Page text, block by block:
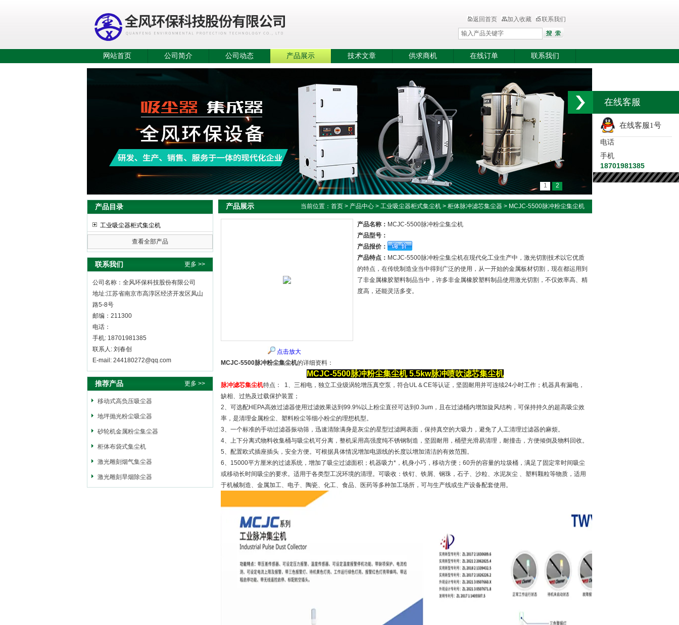
返回首页 加入收藏 联系我们
网站首页 公司简介 公司动态 产品展示 技术文章 供求商机 在线订单 联系我们
1 2
产品目录
工业吸尘器柜式集尘机
查看全部产品
联系我们 更多 >>
公司名称：全风环保科技股份有限公司
地址:江苏省南京市高淳区经济开发区凤山
路5-8号
邮编：211300
电话：
手机: 18701981385
联系人: 刘春创
E-mail: 244180272@qq.com
推荐产品 更多 >>
移动式高负压吸尘器
地坪抛光粉尘吸尘器
砂轮机金属粉尘集尘器
柜体布袋式集尘机
激光雕刻烟气集尘器
激光雕刻旱烟除尘器
产品展示 当前位置： 首页 > 产品中心 > 工业吸尘器柜式集尘机 > 柜体脉冲滤芯集尘器 > MCJC-5500脉冲粉尘集尘机
点击放大
产品名称： MCJC-5500脉冲粉尘集尘机
产品型号：
产品报价：
产品特点： MCJC-5500脉冲粉尘集尘机在现代化工业生产中，激光切割技术以它优质
的特点，在传统制造业当中得到广泛的使用，从一开始的金属板材切割，现在都运用到
了非金属橡胶塑料制品当中，许多非金属橡胶塑料制品使用激光切割，不仅效率高、精
度高，还能灵活多变。
MCJC-5500脉冲粉尘集尘机的详细资料：
MCJC-5500脉冲粉尘集尘机5.5kw脉冲喷吹滤芯集尘机
脉冲滤芯集尘机特点： 1、三相电，独立工业级涡轮增压真空泵，符合UL＆CE等认证，坚固耐用并可连续24小时工作；机器具有漏电，
缺相、过热及过载保护装置；
2、可选配HEPA高效过滤器使用过滤效果达到99.9%以上粉尘直径可达到0.3um，且在过滤桶内增加旋风结构，可保持持久的超高吸尘效
率，是清理金属粉尘、塑料粉尘等细小粉尘的理想机型。
3、一个标准的手动过滤器振动筛，迅速清除满身是灰尘的星型过滤网表面，保持真空的大吸力，避免了人工清理过滤器的麻烦。
4、上下分离式物料收集桶与吸尘机可分离，整机采用高强度纯不锈钢制造，坚固耐用，桶壁光滑易清理，耐撞击，方便倾倒及物料回收。
5、配置欧式插座插头，安全方便。可根据具体情况增加电源线的长度以增加清洁的有效范围。
6、15000平方厘米的过滤系统，增加了吸尘过滤面积；机器吸力*，机身小巧，移动方便；60升的容量的垃圾桶，满足了固定常时间吸尘
或移动长时间吸尘的要求。适用于各类型工况环境的清理。可吸收：铁钉、铁屑、钢珠，石子、沙粒、水泥灰尘 、塑料颗粒等物质，适用
于机械制造、金属加工、电子、陶瓷、化工、食品、医药等多种加工场所，可与生产线或生产设备配套使用。
在线客服
在线客服1号
电话
手机
18701981385